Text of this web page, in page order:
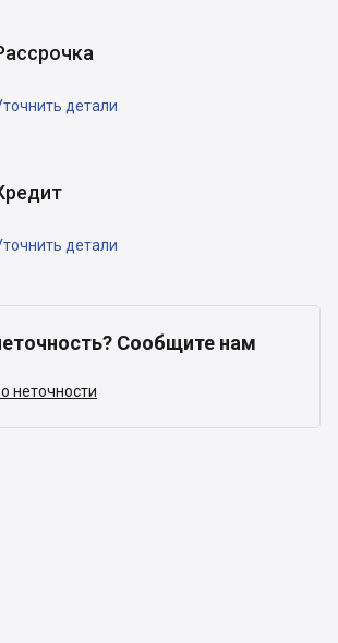
детали
детали
Сообщите нам
неточности